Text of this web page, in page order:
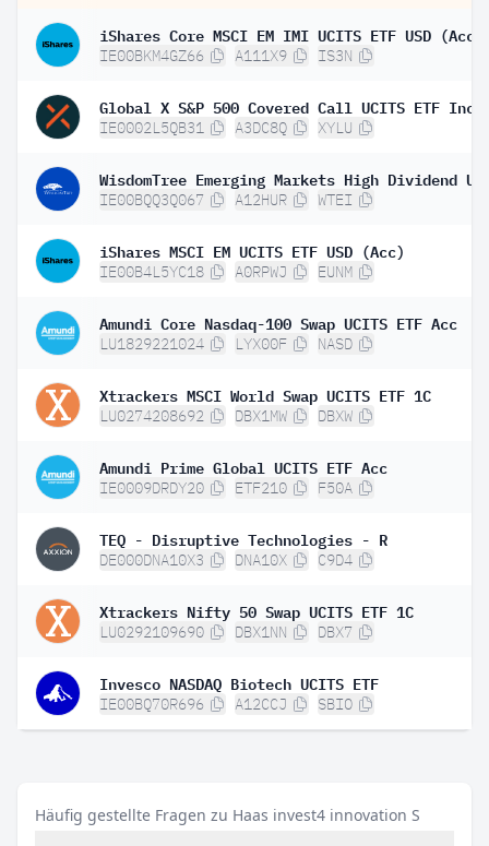
iShares Core MSCI EM IMI UCITS ETF USD (Acc)
IE00BKM4GZ66 A111X9 IS3N
Global X S&P 500 Covered Call UCITS ETF Inc
IE0002L5QB31 A3DC8Q XYLU
IE00BQQ3Q067 A12HUR WTEI
iShares MSCI EM UCITS ETF USD (Acc)
IE00B4L5YC18 A0RPWJ EUNM
Amundi Core Nasdaq-100 Swap UCITS ETF Acc
LU1829221024 LYX00F NASD
Xtrackers MSCI World Swap UCITS ETF 1C
LU0274208692 DBX1MW DBXW
Amundi Prime Global UCITS ETF Acc
IE0009DRDY20 ETF210 F50A
TEQ - Disruptive Technologies - R
DE000DNA10X3 DNA10X C9D4
Xtrackers Nifty 50 Swap UCITS ETF 1C
LU0292109690 DBX1NN DBX7
Invesco NASDAQ Biotech UCITS ETF
IE00BQ70R696 A12CCJ SBIO
Häufig gestellte Fragen zu Haas invest4 innovation S